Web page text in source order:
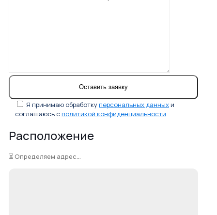
Я принимаю обработкуперсональных данных и
соглашаюсь с политикой конфиденциальности
Расположение
⏳ Определяем адрес...